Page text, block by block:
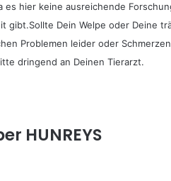
es hier keine ausreichende
gibt.Sollte Dein Welpe oder Deine
Problemen leider oder
dringend an Deinen Tierarzt.
HUNREYS